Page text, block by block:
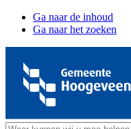
Ga naar de inhoud
Ga naar het zoeken